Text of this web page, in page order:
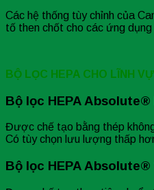
Các hệ thống tùy chỉnh của
tố then chốt cho các ứng
BỘ LỌC HEPA CHO LĨNH
Bộ lọc HEPA Absolute®
Được chế tạo bằng thép
Có tùy chọn lưu lượng thấp
Bộ lọc HEPA Absolute®